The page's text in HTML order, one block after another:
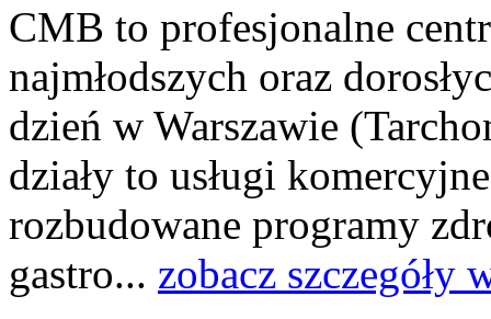
CMB to profesjonalne
najmłodszych oraz
dzień w Warszawie
działy to usługi
rozbudowane programy
gastro... zobacz szczegóły